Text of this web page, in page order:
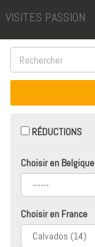
VISITES PASSION
RÉDUCTIONS
Choisir en Belgique
Choisir en France